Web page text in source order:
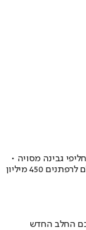
גבינה מסויה •
עם זאת, המדינה תשאיר את שיטת המכסות, ותשלם לרפתנים 450 מיליון
החלב החדש